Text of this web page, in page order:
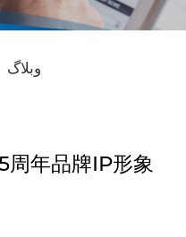
وبلاگ
周年品牌IP形象